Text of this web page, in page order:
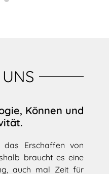
Können und
das Erschaffen von
braucht es eine
auch mal Zeit für